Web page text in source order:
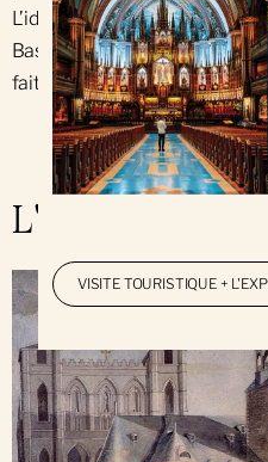
L’idée, c’est que dans 10
Basilique sans se douter
faites. »
L'histoire d'une
VISITE TOURISTIQUE +